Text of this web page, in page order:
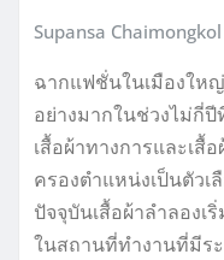
Supansa Chaimongkol
ฉากแฟชั่นในเมืองให
อย่างมากในช่วงไม่กี่
เสื้อผ้าทางการและเสื้
ครองตำแหน่งเป็นตัว
ปัจจุบันเสื้อผ้าลำลอง
ในสถานที่ทำงานที่มีระ